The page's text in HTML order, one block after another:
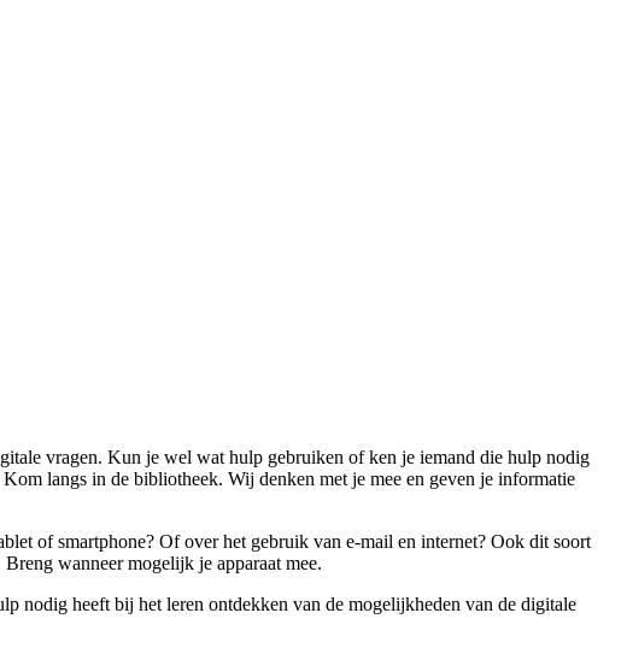
vragen. Kun je wel wat hulp gebruiken of ken je iemand die hulp nodig
langs in de bibliotheek. Wij denken met je mee en geven je informatie
of smartphone? Of over het gebruik van e-mail en internet? Ook dit soort
wanneer mogelijk je apparaat mee.
nodig heeft bij het leren ontdekken van de mogelijkheden van de digitale